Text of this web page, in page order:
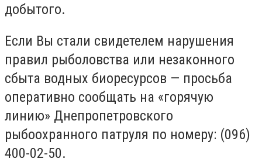
добытого.
Если Вы стали свидетелем нарушения
правил рыболовства или незаконного
сбыта водных биоресурсов — просьба
оперативно сообщать на «горячую
линию» Днепропетровского
рыбоохранного патруля по номеру: (096)
400-02-50.